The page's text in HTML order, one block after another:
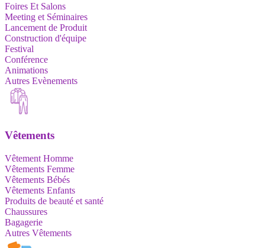
Foires Et Salons
Meeting et Séminaires
Lancement de Produit
Construction d'équipe
Festival
Conférence
Animations
Autres Evènements
Vêtements
Vêtement Homme
Vêtements Femme
Vêtements Bébés
Vêtements Enfants
Produits de beauté et santé
Chaussures
Bagagerie
Autres Vêtements